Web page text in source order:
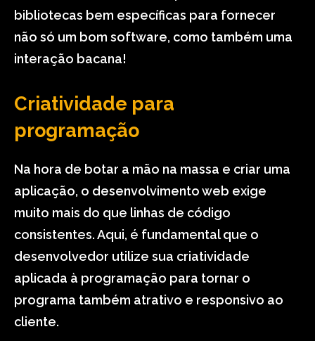
bibliotecas bem específicas para fornecer
não só um bom software, como também uma
interação bacana!
Criatividade para
programação
Na hora de botar a mão na massa e criar uma
aplicação, o desenvolvimento web exige
muito mais do que linhas de código
consistentes. Aqui, é fundamental que o
desenvolvedor utilize sua criatividade
aplicada à programação para tornar o
programa também atrativo e responsivo ao
cliente.